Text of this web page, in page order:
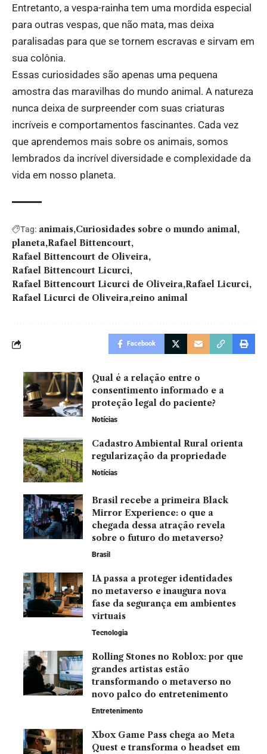
Entretanto, a vespa-rainha tem uma mordida especial
para outras vespas, que não mata, mas deixa
paralisadas para que se tornem escravas e sirvam em
sua colônia.
Essas curiosidades são apenas uma pequena
amostra das maravilhas do mundo animal. A natureza
nunca deixa de surpreender com suas criaturas
incríveis e comportamentos fascinantes. Cada vez
que aprendemos mais sobre os animais, somos
lembrados da incrível diversidade e complexidade da
vida em nosso planeta.
Tag: animais Curiosidades sobre o mundo animal
planeta Rafael Bittencourt
Rafael Bittencourt de Oliveira
Rafael Bittencourt Licurci
Rafael Bittencourt Licurci de Oliveira Rafael Licurci
Rafael Licurci de Oliveira reino animal
Facebook
Qual é a relação entre o
consentimento informado e a
proteção legal do paciente?
Notícias
Cadastro Ambiental Rural orienta
regularização da propriedade
Notícias
Brasil recebe a primeira Black
Mirror Experience: o que a
chegada dessa atração revela
sobre o futuro do metaverso?
Brasil
IA passa a proteger identidades
no metaverso e inaugura nova
fase da segurança em ambientes
virtuais
Tecnologia
Rolling Stones no Roblox: por que
grandes artistas estão
transformando o metaverso no
novo palco do entretenimento
Entretenimento
Xbox Game Pass chega ao Meta
Quest e transforma o headset em